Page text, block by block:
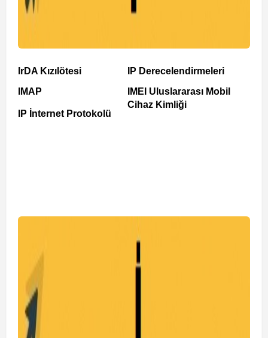
IrDA Kızılötesi
IMAP
IP İnternet Protokolü
IP Derecelendirmeleri
IMEI Uluslararası Mobil
Cihaz Kimliği